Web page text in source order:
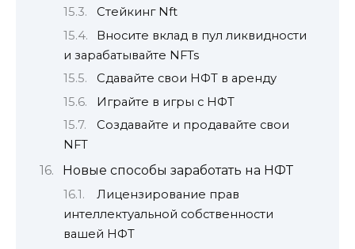
Стейкинг Nft
Вносите вклад в пул ликвидности
и зарабатывайте NFTs
Сдавайте свои НФТ в аренду
Играйте в игры с НФТ
Создавайте и продавайте свои
NFT
Новые способы заработать на НФТ
Лицензирование прав
интеллектуальной собственности
вашей НФТ